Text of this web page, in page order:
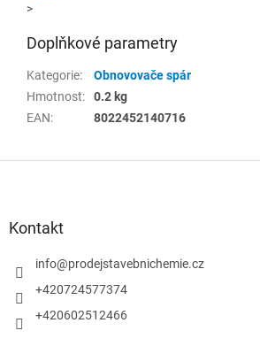
>
Doplňkové parametry
Kategorie:
Obnovovače spár
Hmotnost:
0.2 kg
EAN: 8022452140716
Kontakt
info@prodejstavebnichemie.cz
+420724577374
+420602512466